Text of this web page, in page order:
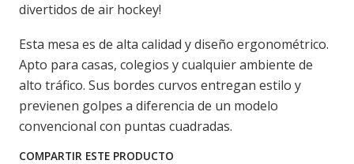
divertidos de air hockey!
Esta mesa es de alta calidad y diseño ergonométrico.
Apto para casas, colegios y cualquier ambiente de
alto tráfico. Sus bordes curvos entregan estilo y
previenen golpes a diferencia de un modelo
convencional con puntas cuadradas.
COMPARTIR ESTE PRODUCTO